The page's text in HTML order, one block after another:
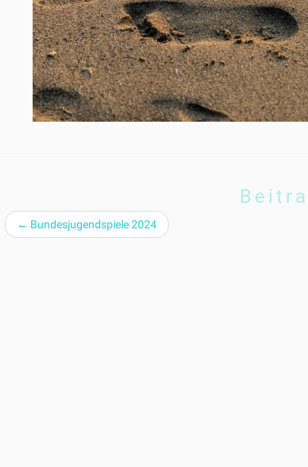
← Bundesjugendspiele 2024